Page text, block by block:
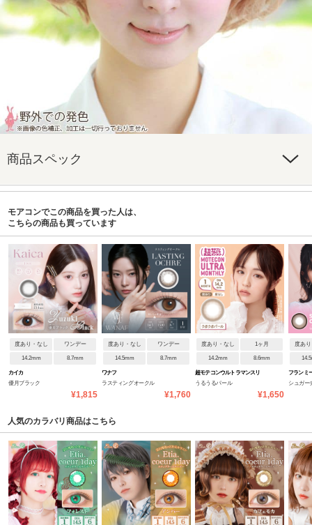
商品スペック
モアコンでこの商品を買った人は、
こちらの商品も買っています
度あり・なし ワンデー
14.2mm 8.7mm
カイカ
優月ブラック
¥1,815
度あり・なし ワンデー
14.5mm 8.7mm
ワナフ
ラスティングオークル
¥1,760
度あり・なし 1ヶ月
14.2mm 8.6mm
超モテコンウルトラマンスリ
ー
うるうるパール
¥1,650
度あ
フランミ
シュガー
人気のカラバリ商品はこちら